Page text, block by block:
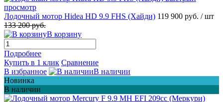
просмотр
Лодочный мотор Hidea HD 9.9 FHS (Хайди) 119 900 руб. / шт
133 200 руб.
В корзину
Подробнее
Купить в 1 клик Сравнение
В избранное
В наличии
Новинка
В наличии